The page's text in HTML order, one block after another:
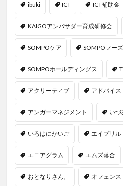
ibuki ICT ICT補助金
KAIGOアンバサダー育成研修会
SOMPOケア SOMPOフーズ
SOMPOホールディングス
アクリーティブ アドバイス
アンガーマネジメント いづ
いろはにかいご エイプリル
エニアグラム エムズ落合
おとなりさん。 オフェンス